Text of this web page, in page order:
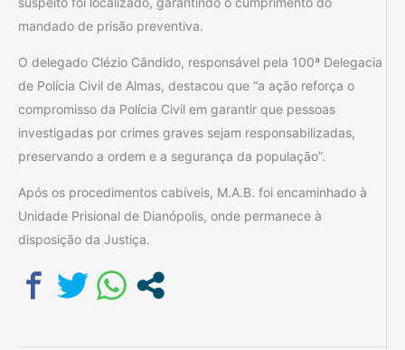
mandado de prisão preventiva.
O delegado Clézio Cândido, responsável pela 100ª Delegacia
de Polícia Civil de Almas, destacou que “a ação reforça o
compromisso da Polícia Civil em garantir que pessoas
investigadas por crimes graves sejam responsabilizadas,
preservando a ordem e a segurança da população”.
Após os procedimentos cabíveis, M.A.B. foi encaminhado à
Unidade Prisional de Dianópolis, onde permanece à
disposição da Justiça.